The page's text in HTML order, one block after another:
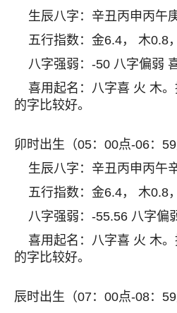
生辰八字：辛丑丙申丙午
五行指数：金6.4， 木0.8
八字强弱：-50 八字偏弱
喜用起名：八字喜 火 木
的字比较好。
卯时出生（05：00点-06：59
生辰八字：辛丑丙申丙午
五行指数：金6.4， 木0.8
八字强弱：-55.56 八字偏
喜用起名：八字喜 火 木
的字比较好。
辰时出生（07：00点-08：59